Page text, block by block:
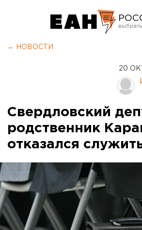
← НОВОСТИ
20
Свердловский
родственник
отказался